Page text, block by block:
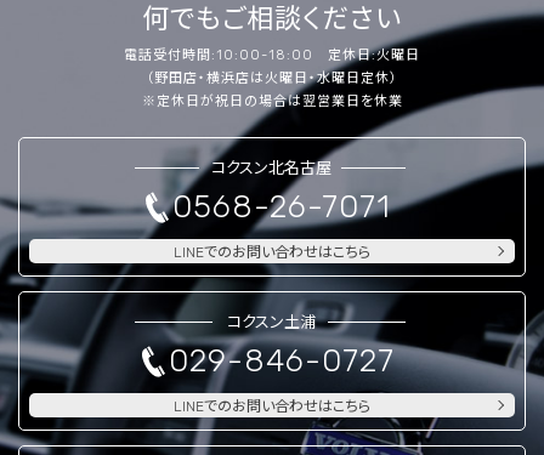
何でもご相談ください
電話受付時間:10:00-18:00 定休日:火曜日
（野田店・横浜店は火曜日・水曜日定休）
※定休日が祝日の場合は翌営業日を休業
コクスン北名古屋
0568-26-7071
LINEでのお問い合わせはこちら
コクスン土浦
029-846-0727
LINEでのお問い合わせはこちら